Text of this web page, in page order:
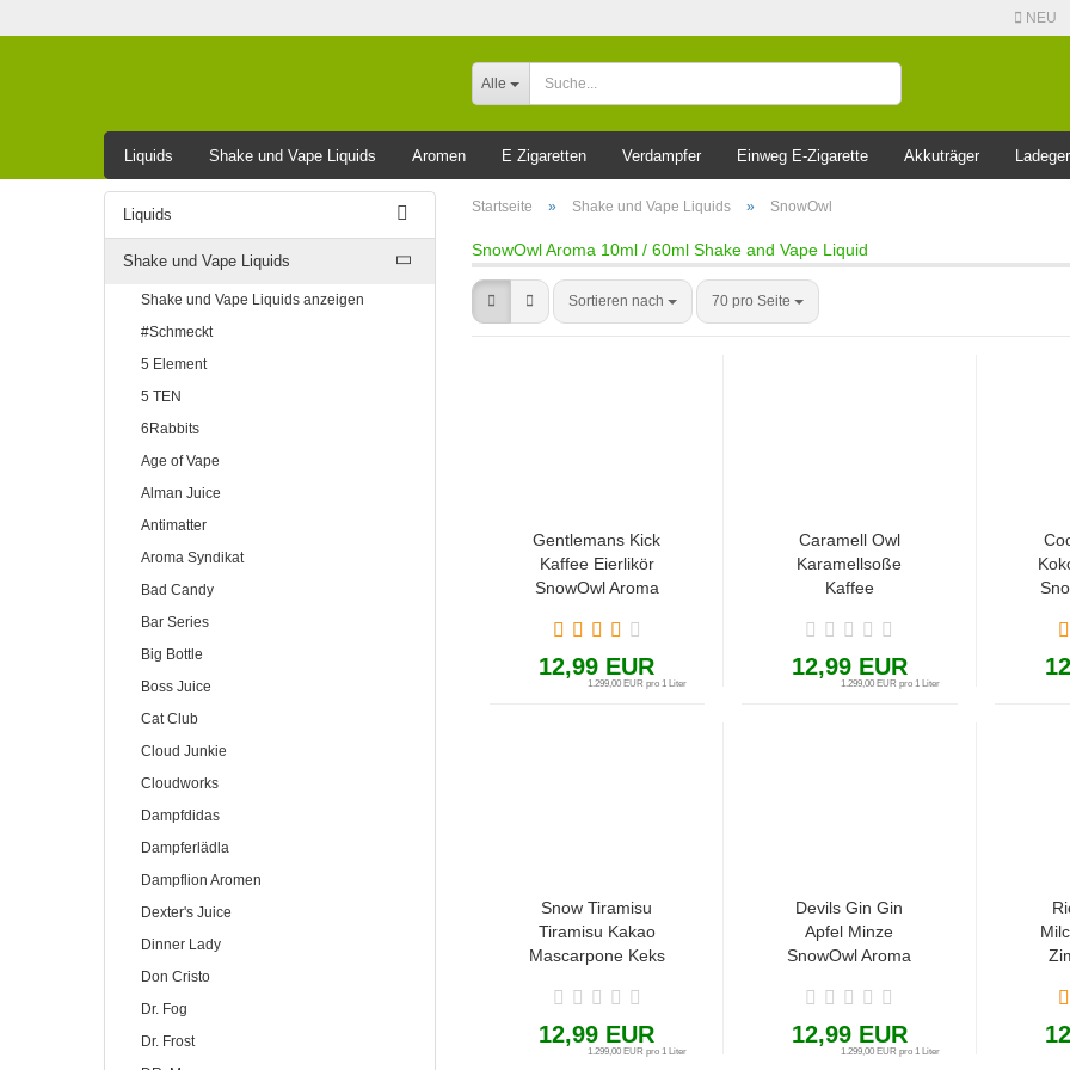
NEU
Alle
Liquids Shake und Vape Liquids Aromen E Zigaretten Verdampfer Einweg E-Zigarette Akkuträger
Leider ausverkauft Startseite » Shake und Vape Liquids » SnowOwl
SnowOwl Aroma 10ml / 60ml Shake and Vape Liquid
Sortieren nach 70 pro Seite
Gentlemans Kick
Kaffee Eierlikör
SnowOwl Aroma
12,99 EUR
1.299,00 EUR pro 1 Liter
Caramell Owl
Karamellsoße
Kaffee
SnowOwl Aroma
10ml-in-60ml
12,99 EUR
1.299,00 EUR pro 1 Liter
Snow Tiramisu
Tiramisu Kakao
Mascarpone Keks
SnowOwl Aroma
10ml-in-60ml
12,99 EUR
1.299,00 EUR pro 1 Liter
Devils Gin Gin
Apfel Minze
SnowOwl Aroma
12,99 EUR
1.299,00 EUR pro 1 Liter
Liquids
Shake und Vape Liquids
Shake und Vape Liquids anzeigen
#Schmeckt
5 Element
5 TEN
6Rabbits
Age of Vape
Alman Juice
Antimatter
Aroma Syndikat
Bad Candy
Bar Series
Big Bottle
Boss Juice
Cat Club
Cloud Junkie
Cloudworks
Dampfdidas
Dampferlädla
Dampflion Aromen
Dexter's Juice
Dinner Lady
Don Cristo
Dr. Fog
Dr. Frost